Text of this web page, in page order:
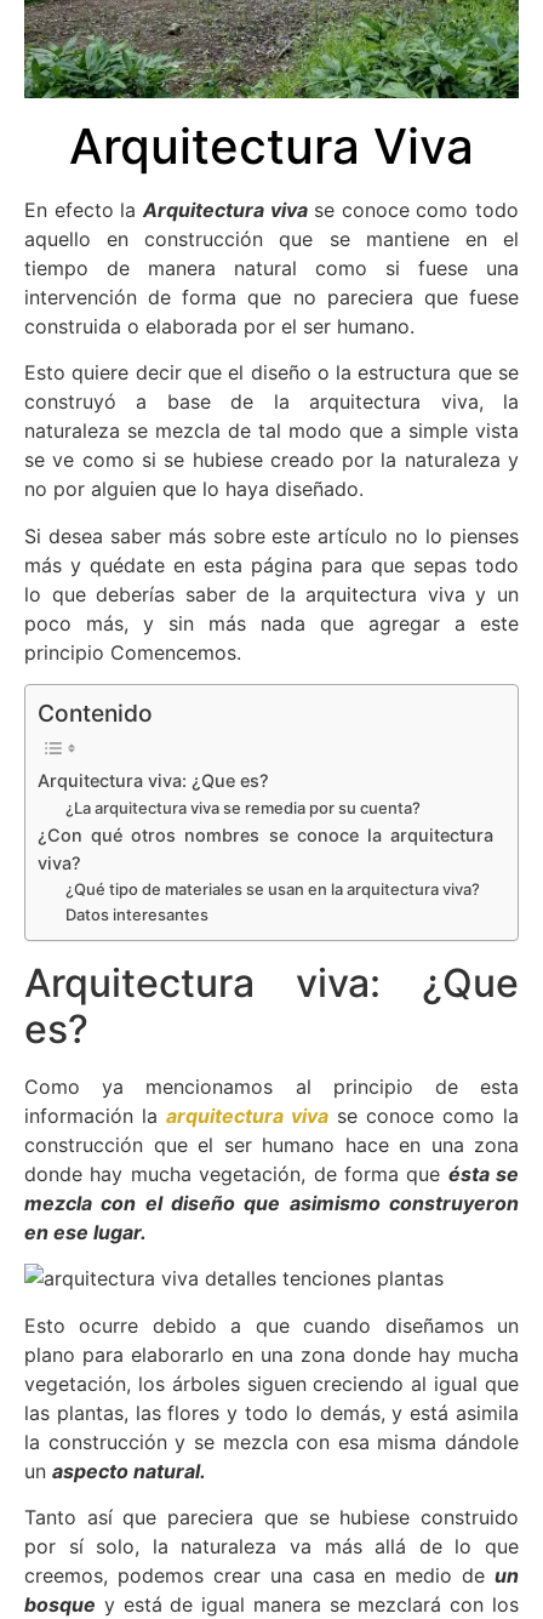
Arquitectura Viva
En efecto la Arquitectura vivase conoce como todo
aquello en construcción que se mantiene en el
tiempo de manera natural como si fuese una
intervención de forma que no pareciera que fuese
construida o elaborada por el ser humano.
Esto quiere decir que el diseño o la estructura que se
construyó a base de la arquitectura viva, la
naturaleza se mezcla de tal modo que a simple vista
se ve como si se hubiese creado por la naturaleza y
no por alguien que lo haya diseñado.
Si desea saber más sobre este artículo no lo pienses
más y quédate en esta página para que sepas todo
lo que deberías saber de la arquitectura viva y un
poco más, y sin más nada que agregar a este
principio Comencemos.
Contenido
Arquitectura viva: ¿Que es?
¿La arquitectura viva se remedia por su cuenta?
¿Con qué otros nombres se conoce la arquitectura
viva?
¿Qué tipo de materiales se usan en la arquitectura viva?
Datos interesantes
Arquitectura viva: ¿Que
es?
Como ya mencionamos al principio de esta
información la arquitectura viva se conoce como la
construcción que el ser humano hace en una zona
donde hay mucha vegetación, de forma que ésta se
mezcla con el diseño que asimismo construyeron
en ese lugar.
Esto ocurre debido a que cuando diseñamos un
plano para elaborarlo en una zona donde hay mucha
vegetación, los árboles siguen creciendo al igual que
las plantas, las flores y todo lo demás, y está asimila
la construcción y se mezcla con esa misma dándole
un aspecto natural.
Tanto así que pareciera que se hubiese construido
por sí solo, la naturaleza va más allá de lo que
creemos, podemos crear una casa en medio de un
bosque y está de igual manera se mezclará con los